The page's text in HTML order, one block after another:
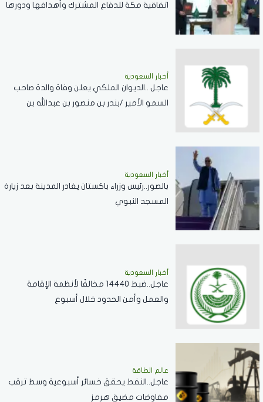
اتفاقية مكة للدفاع المشترك وأهدافها ودورها
أخبار السعودية
عاجل ..الديوان الملكي يعلن وفاة والدة صاحب
السمو الأمير /بندر بن منصور بن عبدالله بن
أخبار السعودية
بالصور..رئيس وزراء باكستان يغادر المدينة بعد زيارة
المسجد النبوي
أخبار السعودية
عاجل..ضبط 14440 مخالفًا لأنظمة الإقامة
والعمل وأمن الحدود خلال أسبوع
عالم الطاقة
عاجل..النفط يحقق خسائر أسبوعية وسط ترقب
مفاوضات مضيق هرمز